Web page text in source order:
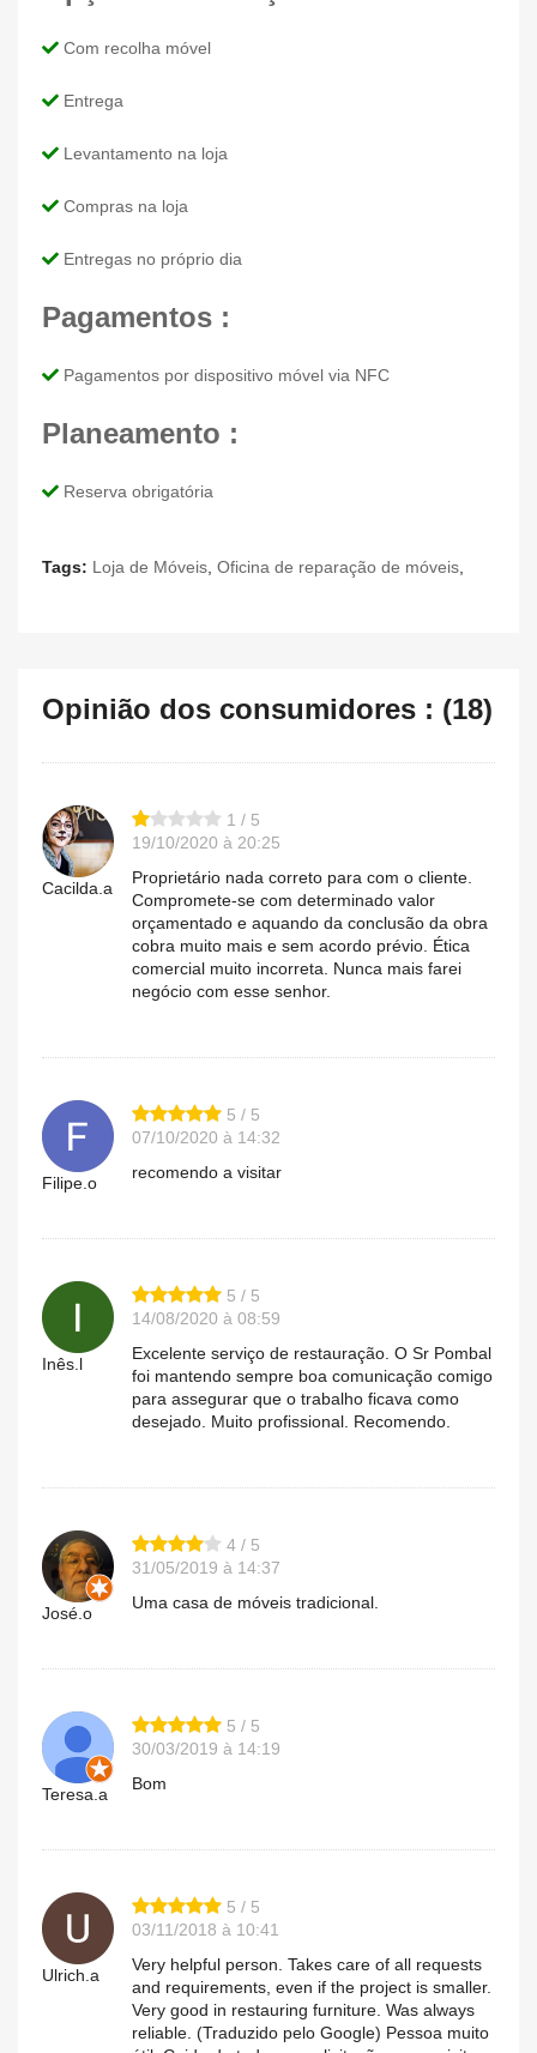
Com recolha móvel
Entrega
Levantamento na loja
Compras na loja
Entregas no próprio dia
Pagamentos :
Pagamentos por dispositivo móvel via NFC
Planeamento :
Reserva obrigatória
Tags: Loja de Móveis Oficina de reparação de móveis
Opinião dos consumidores : (18)
Cacilda.a
1 / 5
19/10/2020 à 20:25
Proprietário nada correto para com o cliente.
Compromete-se com determinado valor
orçamentado e aquando da conclusão da obra
cobra muito mais e sem acordo prévio. Ética
comercial muito incorreta. Nunca mais farei
negócio com esse senhor.
Filipe.o
5 / 5
07/10/2020 à 14:32
recomendo a visitar
Inês.l
5 / 5
14/08/2020 à 08:59
Excelente serviço de restauração. O Sr Pombal
foi mantendo sempre boa comunicação comigo
para assegurar que o trabalho ficava como
desejado. Muito profissional. Recomendo.
José.o
4 / 5
31/05/2019 à 14:37
Uma casa de móveis tradicional.
Teresa.a
5 / 5
30/03/2019 à 14:19
Bom
Ulrich.a
5 / 5
03/11/2018 à 10:41
Very helpful person. Takes care of all requests
and requirements, even if the project is smaller.
Very good in restauring furniture. Was always
reliable. (Traduzido pelo Google) Pessoa muito